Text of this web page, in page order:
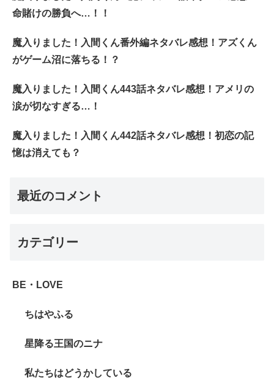
命賭けの勝負へ…！！
魔入りました！入間くん番外編ネタバレ感想！アズくん
がゲーム沼に落ちる！？
魔入りました！入間くん443話ネタバレ感想！アメリの
涙が切なすぎる…！
魔入りました！入間くん442話ネタバレ感想！初恋の記
憶は消えても？
最近のコメント
カテゴリー
BE・LOVE
ちはやふる
星降る王国のニナ
私たちはどうかしている